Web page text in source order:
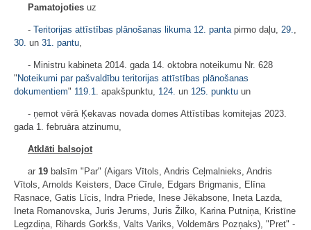
Pamatojoties uz
- Teritorijas attīstības plānošanas likuma 12. pantapirmo daļu, 29.,
30. un 31. pantu,
- Ministru kabineta 2014. gada 14. oktobra noteikumu Nr. 628
" Noteikumi par pašvaldību teritorijas attīstības plānošanas
dokumentiem" 119.1. apakšpunktu, 124. un 125. punktu un
- ņemot vērā Ķekavas novada domes Attīstības komitejas 2023.
gada 1. februāra atzinumu,
Atklāti balsojot
ar 19 balsīm "Par" (Aigars Vītols, Andris Ceļmalnieks, Andris
Vītols, Arnolds Keisters, Dace Cīrule, Edgars Brigmanis, Elīna
Rasnace, Gatis Līcis, Indra Priede, Inese Jēkabsone, Ineta Lazda,
Ineta Romanovska, Juris Jerums, Juris Žilko, Karina Putniņa, Kristīne
Legzdiņa, Rihards Gorkšs, Valts Variks, Voldemārs Pozņaks), "Pret" -